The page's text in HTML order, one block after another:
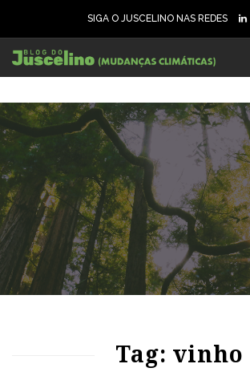
SIGA O JUSCELINO NAS REDES
Tag: vinho